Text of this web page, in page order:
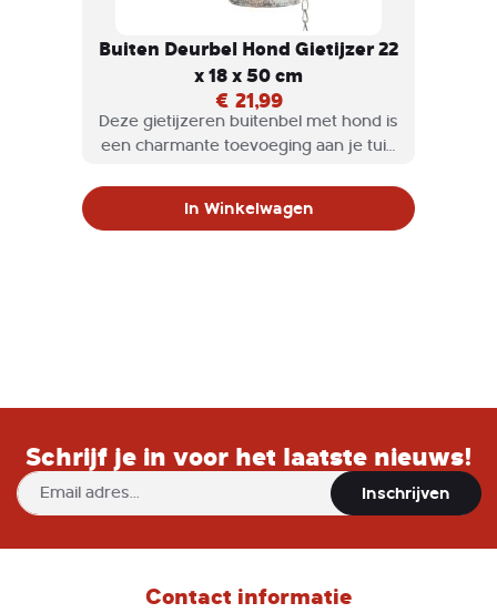
Buiten Deurbel Hond Gietijzer 22
x 18 x 50 cm
€ 21,99
Deze gietijzeren buitenbel met hond is
een charmante toevoeging aan je tuin
In Winkelwagen
Schrijf je in voor het laatste nieuws!
Abonneer
u
onze
Inschrijven
Contact informatie